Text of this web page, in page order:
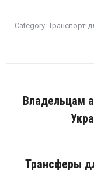
Category: Транспорт
Владельцам
Трансферы